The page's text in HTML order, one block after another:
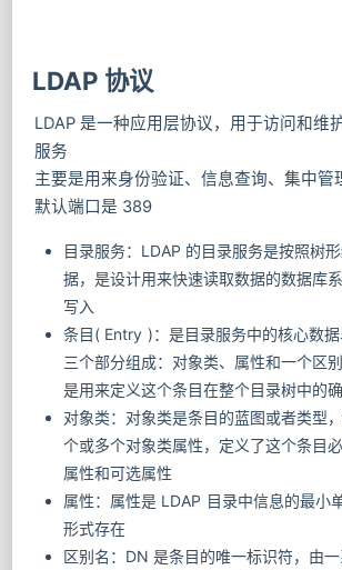
LDAP 协议
LDAP 是一种应用层协议，用于访问和维
服务
主要是用来身份验证、信息查询、集中管
默认端口是 389
目录服务：LDAP 的目录服务是按照树
据，是设计用来快速读取数据的数据库
写入
条目( Entry )：是目录服务中的核心数
三个部分组成：对象类、属性和一个区
是用来定义这个条目在整个目录树中的
对象类：对象类是条目的蓝图或者类型
个或多个对象类属性，定义了这个条目
属性和可选属性
属性：属性是 LDAP 目录中信息的最小
形式存在
区别名：DN 是条目的唯一标识符，由